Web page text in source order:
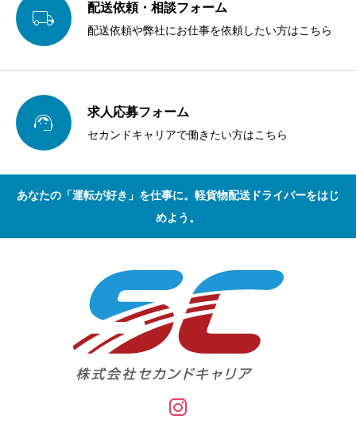
 配送依頼・相談フォーム
配送依頼や弊社にお仕事を依頼したい方はこちら
 求人応募フォーム
セカンドキャリアで働きたい方はこちら
あなたの「運転が好き」を仕事に。軽貨物配送ドライバーをはじ
めよう。